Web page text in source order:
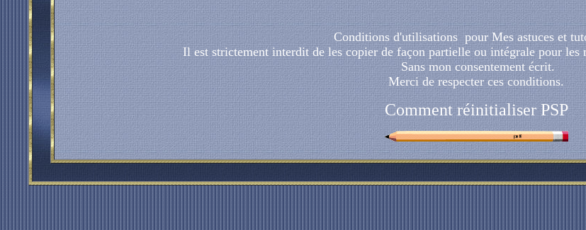
Conditions d'utilisations pour Mes astuces et
Il est strictement interdit de les copier de façon partielle ou intégrale pour les
Sans mon consentement écrit.
Merci de respecter ces conditions.
Comment réinitialiser PSP